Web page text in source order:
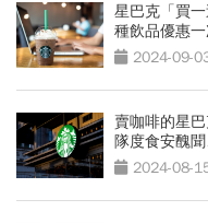
星巴克「買
種飲品優惠
2024-09-
賣咖啡的星
隊度食安醜
2024-08-